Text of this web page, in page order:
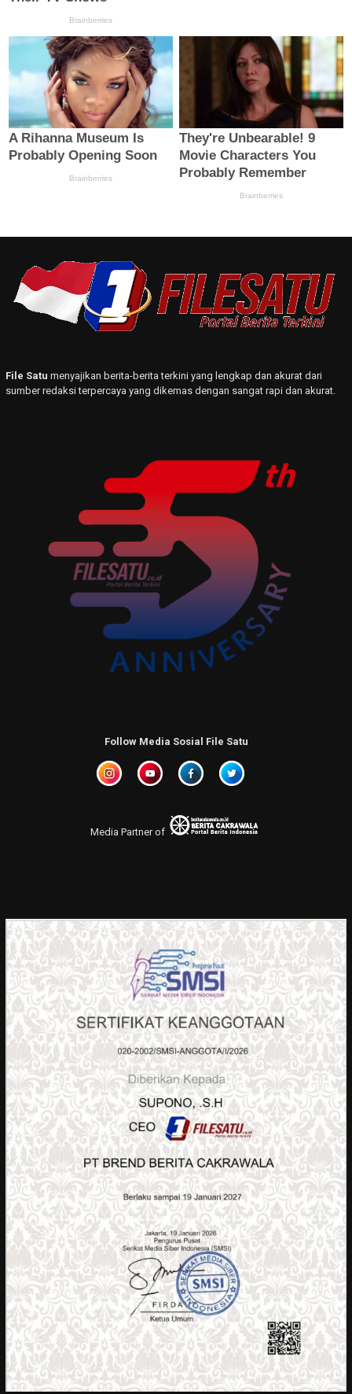
File Satu menyajikan berita-berita terkini yang lengkap dan akurat dari
sumber redaksi terpercaya yang dikemas dengan sangat rapi dan akurat.
Follow Media Sosial File Satu
Media Partner of